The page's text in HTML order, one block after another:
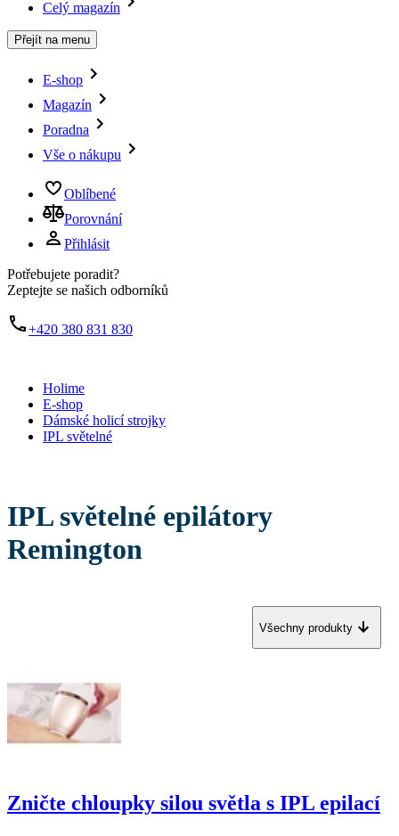
Celý magazín
Přejít na menu
E-shop
Magazín
Poradna
Vše o nákupu
Oblíbené
Porovnání
Přihlásit
Potřebujete poradit?
Zeptejte se našich odborníků
+420 380 831 830
Holime
E-shop
Dámské holicí strojky
IPL světelné
IPL světelné epilátory
Remington
Všechny produkty
Zničte chloupky silou světla s IPL epilací